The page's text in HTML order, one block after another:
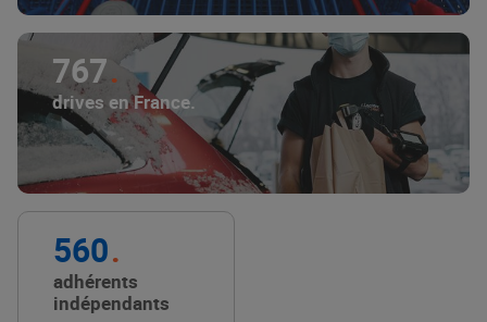
767
drives en France.
560
adhérents
indépendants